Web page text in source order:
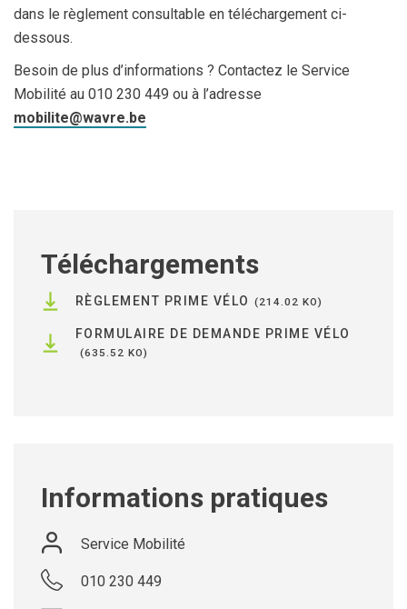
dans le règlement consultable en téléchargement ci-
dessous.
Besoin de plus d’informations ? Contactez le Service
Mobilité au 010 230 449 ou à l’adresse
mobilite@wavre.be
Téléchargements
RÈGLEMENT PRIME VÉLO 214.02 KO
FORMULAIRE DE DEMANDE PRIME VÉLO
635.52 KO
Informations pratiques
Service Mobilité
010 230 449